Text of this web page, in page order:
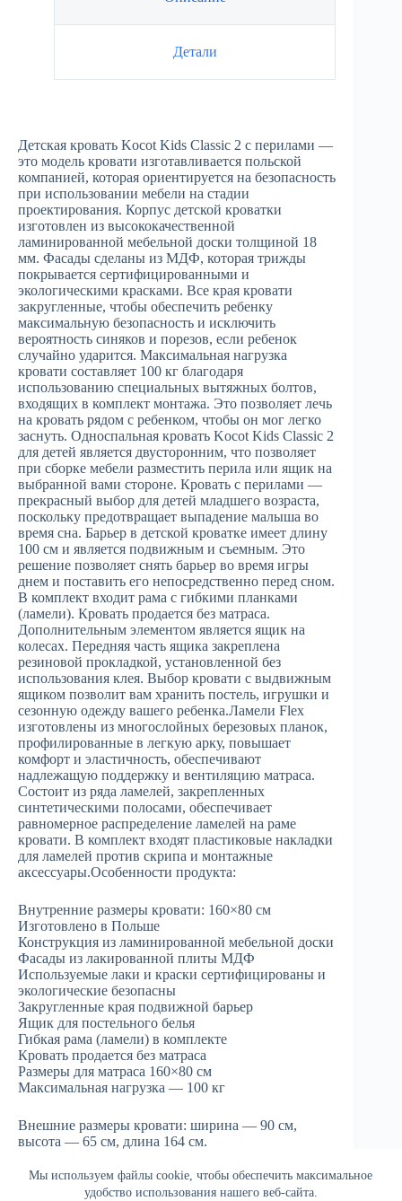
Мы используем файлы cookie, чтобы обеспечить максимальное
удобство использования нашего веб-сайта.
Детали
Детская кровать Kocot Kids Classic 2 с перилами —
это модель кровати изготавливается польской
компанией, которая ориентируется на безопасность
при использовании мебели на стадии
проектирования. Корпус детской кроватки
изготовлен из высококачественной
ламинированной мебельной доски толщиной 18
мм. Фасады сделаны из МДФ, которая трижды
покрывается сертифицированными и
экологическими красками. Все края кровати
закругленные, чтобы обеспечить ребенку
максимальную безопасность и исключить
вероятность синяков и порезов, если ребенок
случайно ударится. Максимальная нагрузка
кровати составляет 100 кг благодаря
использованию специальных вытяжных болтов,
входящих в комплект монтажа. Это позволяет лечь
на кровать рядом с ребенком, чтобы он мог легко
заснуть. Односпальная кровать Kocot Kids Classic 2
для детей является двусторонним, что позволяет
при сборке мебели разместить перила или ящик на
выбранной вами стороне. Кровать с перилами —
прекрасный выбор для детей младшего возраста,
поскольку предотвращает выпадение малыша во
время сна. Барьер в детской кроватке имеет длину
100 см и является подвижным и съемным. Это
решение позволяет снять барьер во время игры
днем и поставить его непосредственно перед сном.
В комплект входит рама с гибкими планками
(ламели). Кровать продается без матраса.
Дополнительным элементом является ящик на
колесах. Передняя часть ящика закреплена
резиновой прокладкой, установленной без
использования клея. Выбор кровати с выдвижным
ящиком позволит вам хранить постель, игрушки и
сезонную одежду вашего ребенка.Ламели Flex
изготовлены из многослойных березовых планок,
профилированные в легкую арку, повышает
комфорт и эластичность, обеспечивают
надлежащую поддержку и вентиляцию матраса.
Состоит из ряда ламелей, закрепленных
синтетическими полосами, обеспечивает
равномерное распределение ламелей на раме
кровати. В комплект входят пластиковые накладки
для ламелей против скрипа и монтажные
аксессуары.Особенности продукта:
Внутренние размеры кровати: 160×80 см
Изготовлено в Польше
Конструкция из ламинированной мебельной доски
Фасады из лакированной плиты МДФ
Используемые лаки и краски сертифицированы и
экологические безопасны
Закругленные края подвижной барьер
Ящик для постельного белья
Гибкая рама (ламели) в комплекте
Кровать продается без матраса
Размеры для матраса 160×80 см
Максимальная нагрузка — 100 кг
Внешние размеры кровати: ширина — 90 см,
высота — 65 см, длина 164 см.